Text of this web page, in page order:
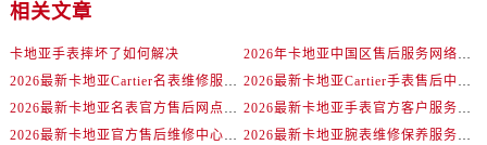
相关文章
卡地亚手表摔坏了如何解决
2026年卡地亚中国区售后服务网络焕新升级公告（最新电话及地址）
2026最新卡地亚Cartier名表维修服务中心地址实地探访报告
2026最新卡地亚Cartier手表售后中心地址实地探访报告
2026最新卡地亚名表官方售后网点地址考察报告
2026最新卡地亚手表官方客户服务点地址调研报告
2026最新卡地亚官方售后维修中心地址考察报告
2026最新卡地亚腕表维修保养服务点地址实地探访报告